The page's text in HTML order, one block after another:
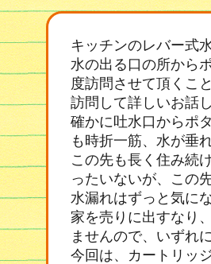
キッチンのレバー式
水の出る口の所から
度訪問させて頂くこ
訪問して詳しいお話
確かに吐水口からポ
も時折一筋、水が垂
この先も長く住み続
ったいないが、この
水漏れはずっと気に
家を売りに出すなり
ませんので、いずれ
今回は、カートリッ